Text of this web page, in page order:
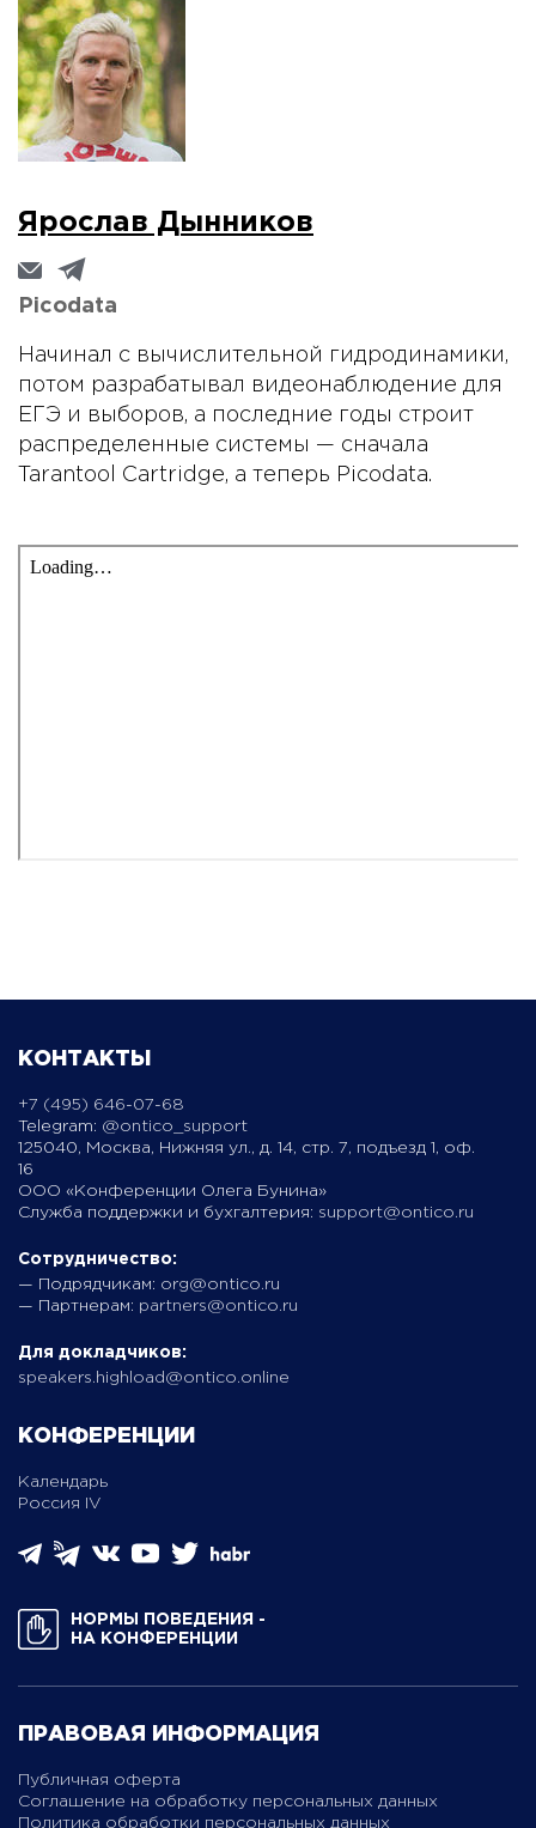
Ярослав Дынников
Picodata
Начинал с вычислительной гидродинамики,
потом разрабатывал видеонаблюдение для
ЕГЭ и выборов, а последние годы строит
распределенные системы — сначала
Tarantool Cartridge, а теперь Picodata.
КОНТАКТЫ
+7 (495) 646-07-68
Telegram: @ontico_support
125040, Москва, Нижняя ул., д. 14, стр. 7, подъезд 1, оф.
16
ООО «Конференции Олега Бунина»
Служба поддержки и бухгалтерия: support@ontico.ru
Сотрудничество:
— Подрядчикам: org@ontico.ru
— Партнерам: partners@ontico.ru
Для докладчиков:
speakers.highload@ontico.online
КОНФЕРЕНЦИИ
Календарь
Россия IV
НОРМЫ ПОВЕДЕНИЯ ­
НА КОНФЕРЕНЦИИ
ПРАВОВАЯ ИНФОРМАЦИЯ
Публичная оферта
Соглашение на обработку персональных данных
Политика обработки персональных данных